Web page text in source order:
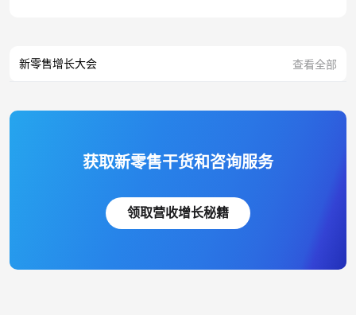
新零售增长大会 查看全部
获取新零售干货和咨询服务
领取营收增长秘籍